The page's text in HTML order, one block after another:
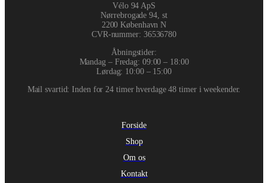
Vélo 94 ApS
Nørrebrogade 94, st
2200 København N
CVR-nummer: 36536780
Åbningstider:
Mandag – Fredag: 09:00 – 18:00
Lørdag: 10:00 – 15:00
Mail svartid: Inden for 24 timer hverdage 48 timer i weekender.
Forside
Shop
Om os
Kontakt